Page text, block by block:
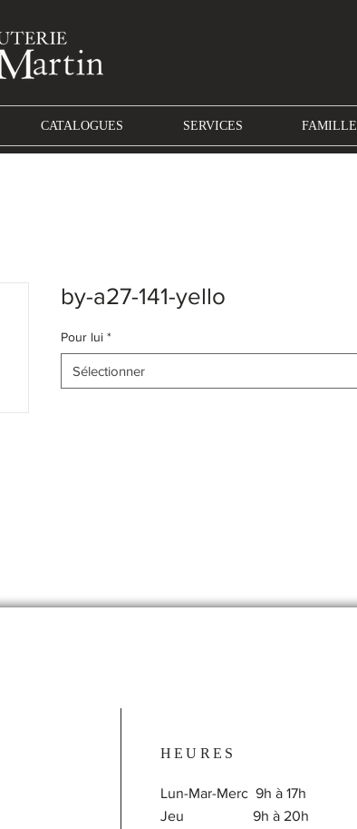
CATALOGUES SERVICES FAMILLE
by-a27-141-yello
Pour lui *
Sélectionner
HEURES
Lun-Mar-Merc 9h à 17h
Jeu 9h à 20h